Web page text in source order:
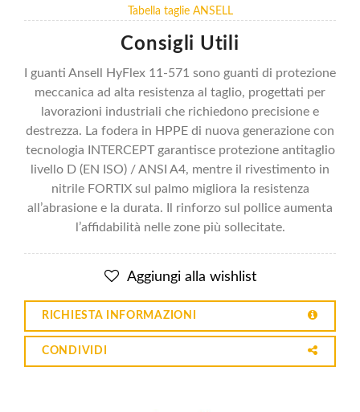
Tabella taglie ANSELL
Consigli Utili
I guanti Ansell HyFlex 11-571 sono guanti di protezione
meccanica ad alta resistenza al taglio, progettati per
lavorazioni industriali che richiedono precisione e
destrezza. La fodera in HPPE di nuova generazione con
tecnologia INTERCEPT garantisce protezione antitaglio
livello D (EN ISO) / ANSI A4, mentre il rivestimento in
nitrile FORTIX sul palmo migliora la resistenza
all’abrasione e la durata. Il rinforzo sul pollice aumenta
l’affidabilità nelle zone più sollecitate.
Aggiungi alla wishlist
RICHIESTA INFORMAZIONI
CONDIVIDI